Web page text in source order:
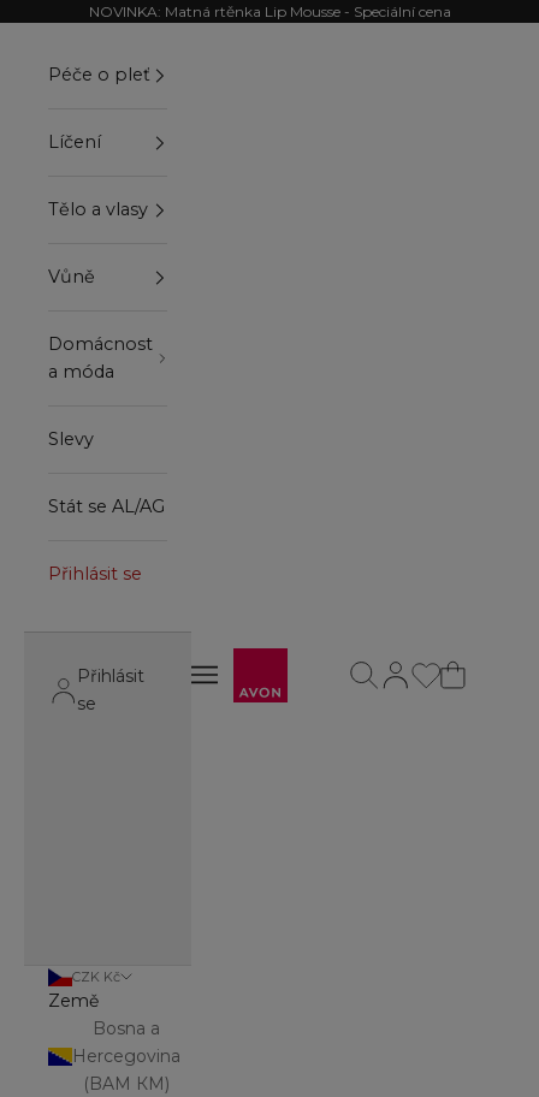
Přejít na obsahNOVINKA: Matná rtěnka Lip Mousse - Speciální cena
Otevřít navigační menu
Otevřít navigační menu
Otevřít stránku
Otevřít vyhledávání
Péče o pleť
Líčení
Tělo a vlasy
Vůně
Domácnost
a móda
Slevy
Stát se AL/AG
Přihlásit se
Přihlásit
se
CZK Kč
Země
Bosna a
Hercegovina
(BAM КМ)